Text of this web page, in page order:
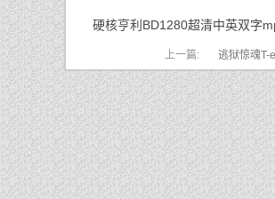
硬核亨利BD1280超清中英双字
上一篇:
逃狱惊魂T-
字rmvb-